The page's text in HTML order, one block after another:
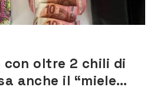
con oltre 2 chili di
anche il “miele